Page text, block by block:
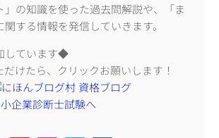
」の知識を使った過去問解説や、「ま
関する情報を発信していきます。
しています◆
だけたら、クリックお願いします！